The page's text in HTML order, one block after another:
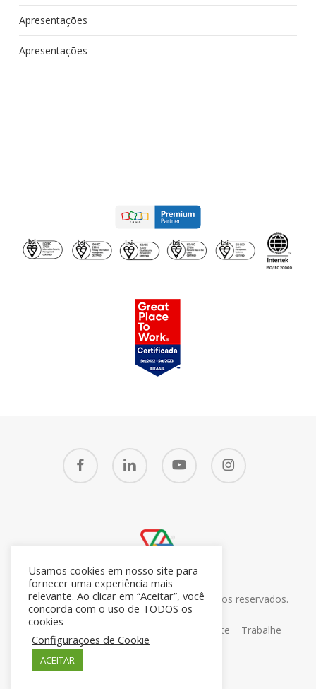
Apresentações
Apresentações
facebook linkedin youtube instagram
© 2026 CRM7 Zoho Brasil. Todos os direitos reservados.
26.371.672/0001-05
Portal do Cliente
Trabalhe
Conosco
Usamos cookies em nosso site para
fornecer uma experiência mais
relevante. Ao clicar em “Aceitar”, você
concorda com o uso de TODOS os
cookies
Configurações de Cookie
ACEITAR